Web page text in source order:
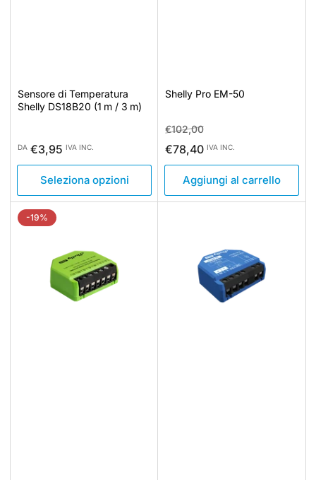
Sensore di Temperatura
Shelly DS18B20 (1 m / 3 m)
Prezzo
standard
DA €3,95 IVA INC.
Seleziona opzioni
Shelly Pro EM-50
Prezzo
standard
€102,00Prezzo
di
€78,40 IVA INC.
Aggiungi al carrello
-19%